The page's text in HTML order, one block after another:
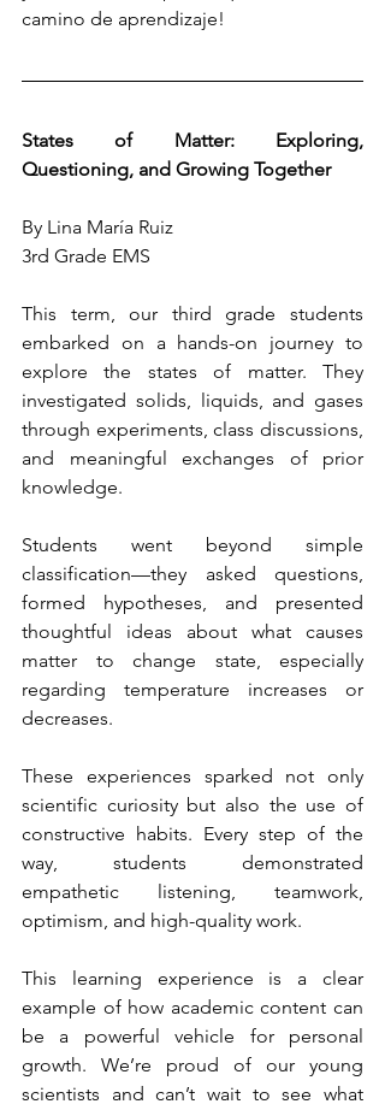
camino de aprendizaje!
States of Matter: Exploring,
Questioning, and Growing Together
By Lina María Ruiz
3rd Grade EMS
This term, our third grade students
embarked on a hands-on journey to
explore the states of matter. They
investigated solids, liquids, and gases
through experiments, class discussions,
and meaningful exchanges of prior
knowledge.
Students went beyond simple
classification—they asked questions,
formed hypotheses, and presented
thoughtful ideas about what causes
matter to change state, especially
regarding temperature increases or
decreases.
These experiences sparked not only
scientific curiosity but also the use of
constructive habits. Every step of the
way, students demonstrated
empathetic listening, teamwork,
optimism, and high-quality work.
This learning experience is a clear
example of how academic content can
be a powerful vehicle for personal
growth. We’re proud of our young
scientists and can’t wait to see what